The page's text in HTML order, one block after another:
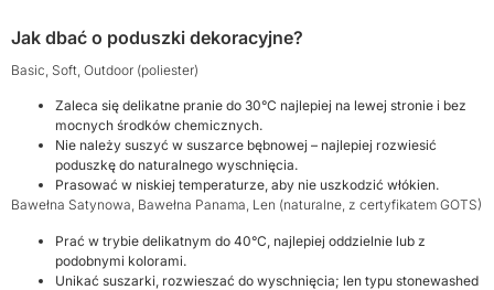
Jak dbać o poduszki dekoracyjne?
Basic, Soft, Outdoor (poliester)
Zaleca się delikatne pranie do 30°C najlepiej na lewej stronie i bez
mocnych środków chemicznych.
Nie należy suszyć w suszarce bębnowej – najlepiej rozwiesić
poduszkę do naturalnego wyschnięcia.
Prasować w niskiej temperaturze, aby nie uszkodzić włókien.
Bawełna Satynowa, Bawełna Panama, Len (naturalne, z certyfikatem GOTS)
Prać w trybie delikatnym do 40°C, najlepiej oddzielnie lub z
podobnymi kolorami.
Unikać suszarki, rozwieszać do wyschnięcia; len typu stonewashed